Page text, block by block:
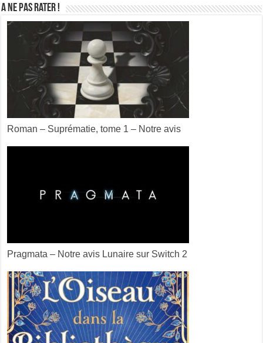
A ne pas rater !
Roman – Suprématie, tome 1 – Notre avis
Pragmata – Notre avis Lunaire sur Switch 2